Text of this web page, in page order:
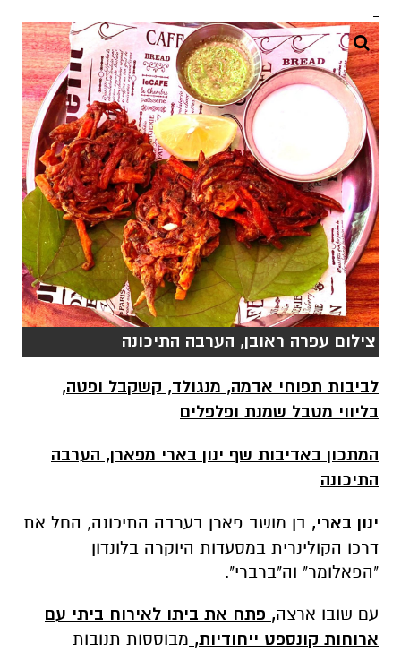
צילום עפרה ראובן, הערבה התיכונה
לביבות תפוחי אדמה, מנגולד, קשקבל ופטה,
בליווי מטבל שמנת ופלפלים
המתכון באדיבות שף ינון בארי מפארן, הערבה
התיכונה
ינון בארי, בן מושב פארן בערבה התיכונה, החל את
דרכו הקולינרית במסעדות היוקרה בלונדון
"הפאלומר" וה"ברברי".
עם שובו ארצה, פתח את ביתו לאירוח ביתי עם
ארוחות קונספט ייחודיות, מבוססות תנובות